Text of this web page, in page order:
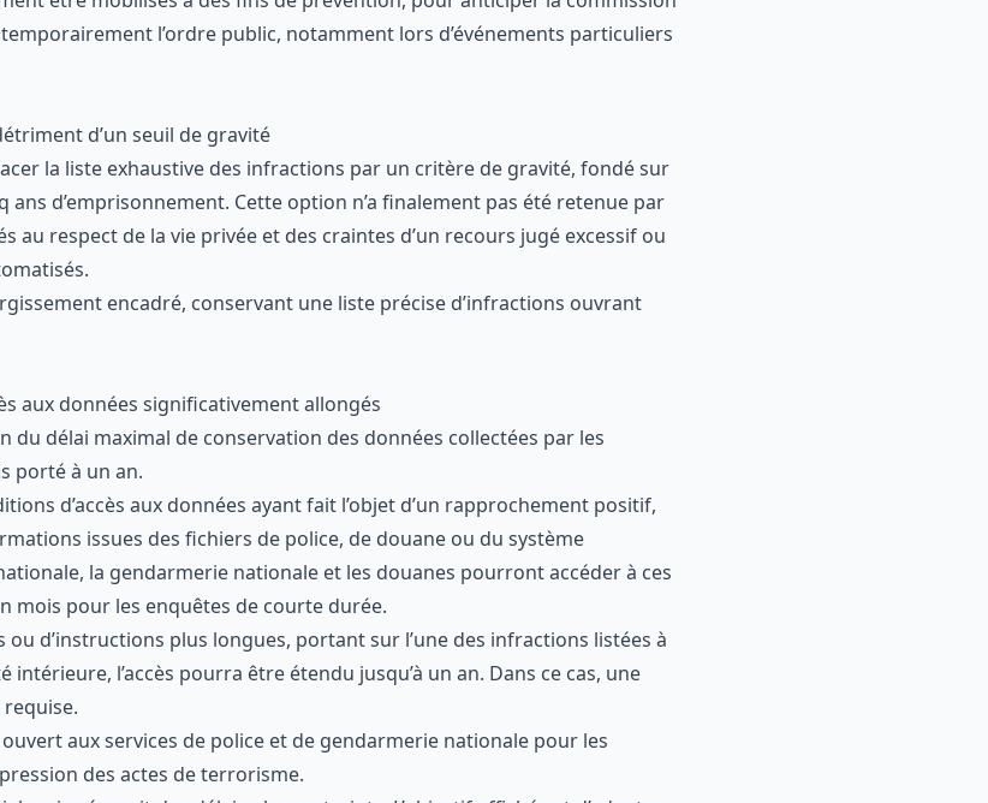
l’ordre public, notamment lors d’événements particuliers
d’un seuil de gravité
la liste exhaustive des infractions par un critère de gravité, fondé sur
ans d’emprisonnement. Cette option n’a finalement pas été retenue par
au respect de la vie privée et des craintes d’un recours jugé excessif ou
encadré, conservant une liste précise d’infractions ouvrant
aux données significativement allongés
du délai maximal de conservation des données collectées par les
porté à un an.
d’accès aux données ayant fait l’objet d’un rapprochement positif,
issues des fichiers de police, de douane ou du système
la gendarmerie nationale et les douanes pourront accéder à ces
mois pour les enquêtes de courte durée.
ou d’instructions plus longues, portant sur l’une des infractions listées à
intérieure, l’accès pourra être étendu jusqu’à un an. Dans ce cas, une
ouvert aux services de police et de gendarmerie nationale pour les
des actes de terrorisme.